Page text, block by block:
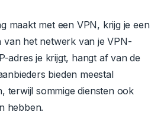
maakt met een VPN, krijg je een
van het netwerk van je VPN-
adres je krijgt, hangt af van de
bieden meestal
terwijl sommige diensten ook
hebben.